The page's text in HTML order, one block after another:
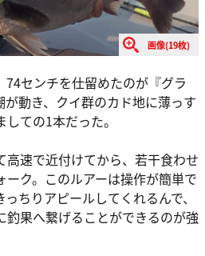
画像(19枚)
センチを仕留めたのが『グラ
動き、クイ群のカド地に薄っす
ての1本だった。
高速で近付けてから、若干食わせ
ク。このルアーは操作が簡単で
ちりアピールしてくれるんで、
釣果へ繋げることができるのが強